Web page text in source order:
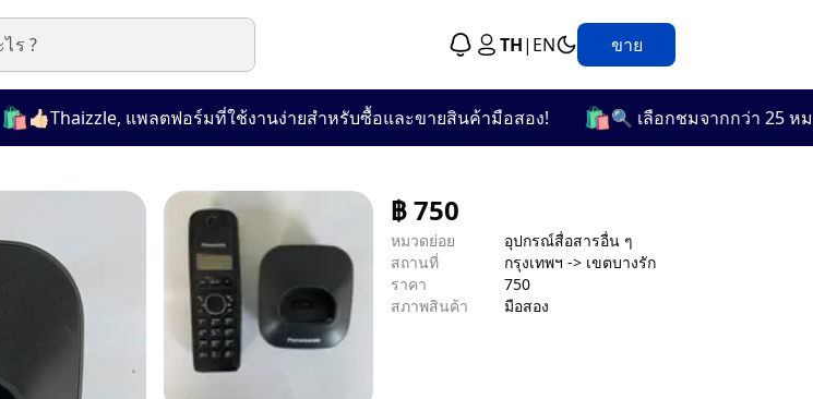
TH| EN ขาย
👍🏻Thaizzle, แพลตฟอร์มที่ใช้งานง่ายสำหรับซื้อและขายสินค้ามือสอง! 🛍️ 🔍 เลือกชมจากกว่า 25 หมว
฿750
หมวดย่อย
อุปกรณ์สื่อสารอื่น ๆ
สถานที่
กรุงเทพฯ -> เขตบางรัก
ราคา
750
สภาพสินค้า
มือสอง